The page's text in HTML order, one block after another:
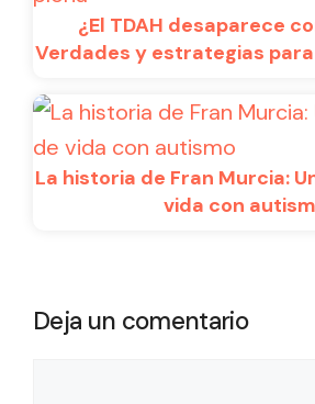
¿El TDAH desaparece
Verdades y estrategias
La historia de Fran Murcia:
vida con
Deja un comentario